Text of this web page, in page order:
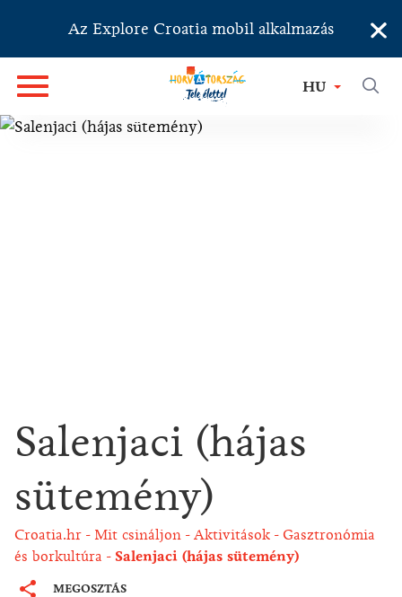
Az Explore Croatia mobil alkalmazás ×
HU
Salenjaci (hájas
sütemény)
Croatia.hr Mit csináljon Aktivitások
Gasztronómia
és borkultúra
Salenjaci (hájas sütemény)
MEGOSZTÁS